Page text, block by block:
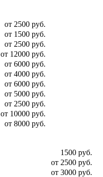
от 2500 руб.
от 1500 руб.
от 2500 руб.
от 12000 руб.
от 6000 руб.
от 4000 руб.
от 6000 руб.
от 5000 руб.
от 2500 руб.
от 10000 руб.
от 8000 руб.
1500 руб.
от 2500 руб.
от 3000 руб.